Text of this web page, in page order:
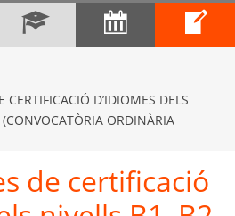
CERTIFICACIÓ D’IDIOMES DELS
ORDINÀRIA
de certificació